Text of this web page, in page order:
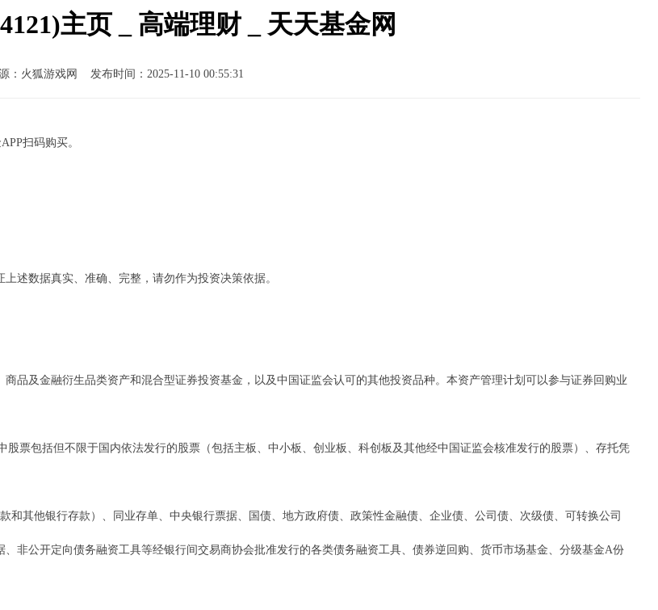
主页 _ 高端理财 _ 天天基金网
： 火狐游戏网 发布时间：2025-11-10 00:55:31
扫码购买。
数据真实、准确、完整，请勿作为投资决策依据。
及金融衍生品类资产和混合型证券投资基金，以及中国证监会认可的其他投资品种。本资产管理计划可以参与证券回购业
包括但不限于国内依法发行的股票（包括主板、中小板、创业板、科创板及其他经中国证监会核准发行的股票）、存托凭
他银行存款）、同业存单、中央银行票据、国债、地方政府债、政策性金融债、企业债、公司债、次级债、可转换公司
非公开定向债务融资工具等经银行间交易商协会批准发行的各类债务融资工具、债券逆回购、货币市场基金、分级基金A份